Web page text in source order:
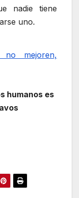
nadie tiene
uno.
humanos es